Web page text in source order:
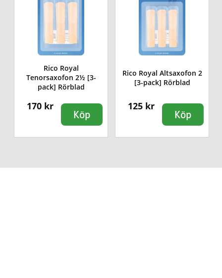
Rico Royal
Tenorsaxofon 2½ [3-
pack] Rörblad
170 kr
Köp
Rico Royal Altsaxofon 2
[3-pack] Rörblad
125 kr
Köp